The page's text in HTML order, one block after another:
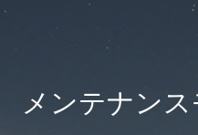
メンテナン